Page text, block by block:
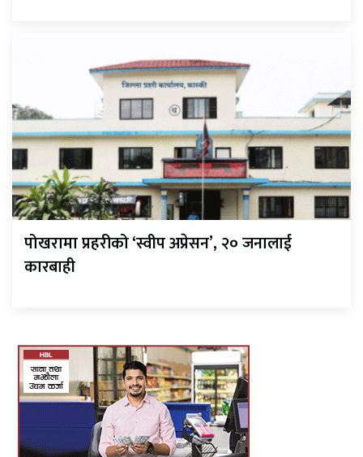
पोखरामा प्रहरीको ‘स्वीप अप्रेसन’, २० जनालाई
कारबाही